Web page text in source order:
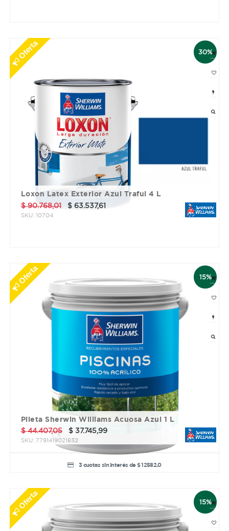
30%
Oferta
Loxon Latex Exterior Azul Traful 4 L
$90.768,01 $ 63.537,61
SKU: 10704
15%
Oferta
Pileta Sherwin Williams Acuosa Azul 1 L
$44.407,05 $ 37.745,99
SKU: 7791419021832
3 cuotas sin interés de $ 12582.0
15%
Oferta